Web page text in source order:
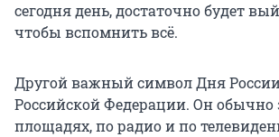
сегодня день, достаточно будет
чтобы вспомнить всё.
Другой важный символ Дня
Российской Федерации. Он обычно
площадях, по радио и по